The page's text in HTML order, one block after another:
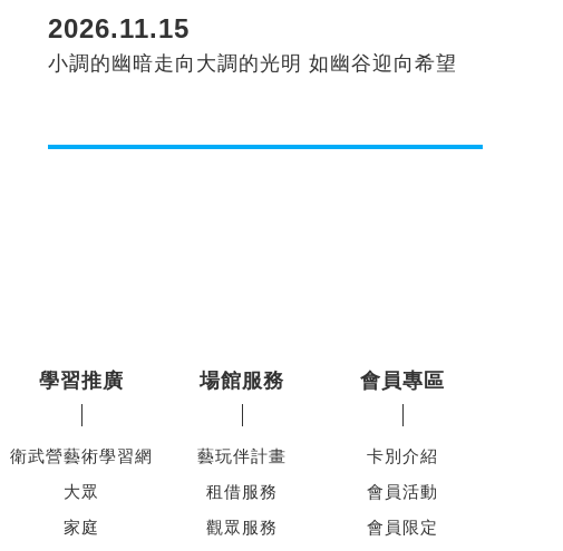
2026.11.15
小調的幽暗走向大調的光明 如幽谷迎向希望
學習推廣
衛武營藝術學習網
大眾
家庭
場館服務
藝玩伴計畫
租借服務
觀眾服務
會員專區
卡別介紹
會員活動
會員限定